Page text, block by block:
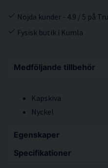
Medföljande tillbehör
Kapskiva
Nyckel
Egenskaper
Kraftfull och stabil
Specifikationer
Nöjda kunder - 4.9 / 5 på
Fysisk butik i Kumla